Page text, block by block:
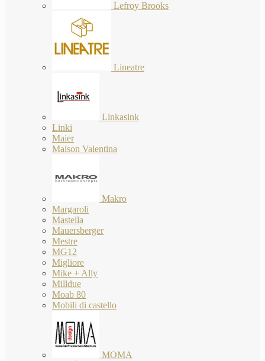
Lefroy Brooks
Lineatre
Linkasink
Linki
Maier
Maison Valentina
Makro
Margaroli
Mastella
Mauersberger
Mestre
MG12
Migliore
Mike + Ally
Milldue
Moab 80
Mobili di castello
MOMA